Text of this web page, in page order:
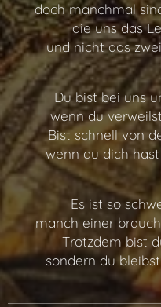
doch manchmal
die uns das
und nicht das
Du bist bei uns
wenn du
Bist schnell von
wenn du dich
Es ist so
manch einer
Trotzdem bist
sondern du